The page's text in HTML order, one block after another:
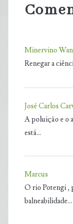
Minervino
Renegar a
José Carlos
A poluição e o
está…
Marcus
O rio Potengi ,
balneabilidade…